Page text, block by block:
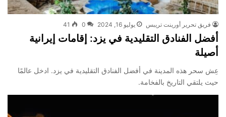
فريق تحرير أورينت تريبس يوليو 16, 2024 0
41
أفضل الفنادق التقليدية في يزد: إقامات إيرانية
أصيلة
عِش سحر هذه المدينة في أفضل الفنادق التقليدية في يزد. ادخل عالمًا
حيث يلتقي التاريخ بالفخامة.